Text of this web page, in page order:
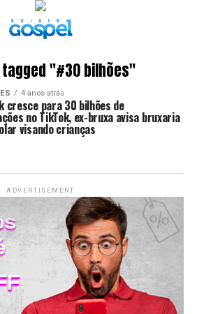
"#30 bilhões"
4 anos atrás
cresce para 30 bilhões de
no TikTok, ex-bruxa avisa bruxaria
visando crianças
ADVERTISEMENT